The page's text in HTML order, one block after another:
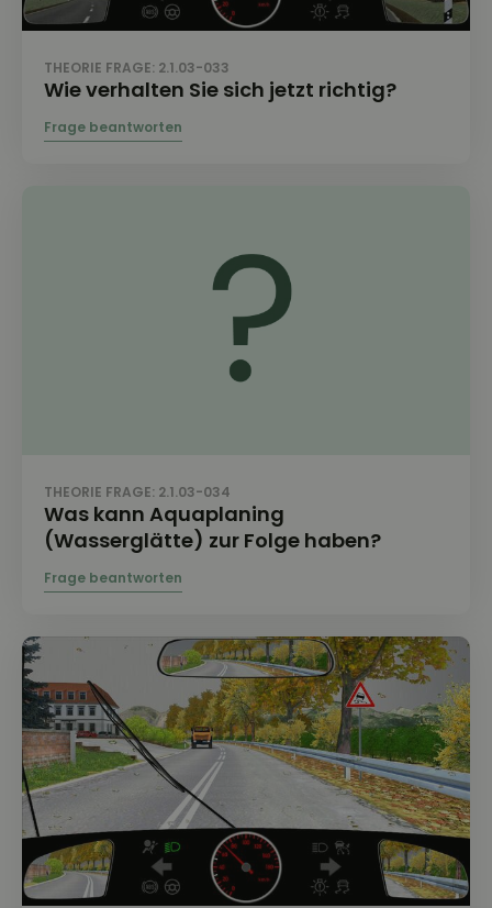
THEORIE FRAGE: 2.1.03-033
Wie verhalten Sie sich jetzt richtig?
THEORIE FRAGE: 2.1.03-034
Was kann Aquaplaning
(Wasserglätte) zur Folge haben?